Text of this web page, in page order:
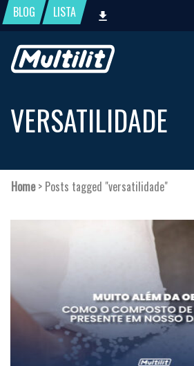
BLOG LISTA
VERSATILIDADE
Home> Posts tagged "versatilidade"